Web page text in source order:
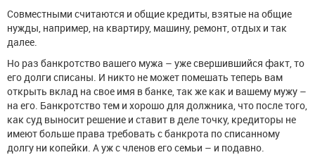
Совместными считаются и общие кредиты, взятые на общие
нужды, например, на квартиру, машину, ремонт, отдых и так
далее.
Но раз банкротство вашего мужа – уже свершившийся факт, то
его долги списаны. И никто не может помешать теперь вам
открыть вклад на свое имя в банке, так же как и вашему мужу –
на его. Банкротство тем и хорошо для должника, что после того,
как суд выносит решение и ставит в деле точку, кредиторы не
имеют больше права требовать с банкрота по списанному
долгу ни копейки. А уж с членов его семьи – и подавно.